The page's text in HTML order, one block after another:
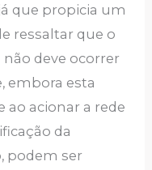
que propicia um
ressaltar que o
deve ocorrer
embora esta
acionar a rede
da
podem ser